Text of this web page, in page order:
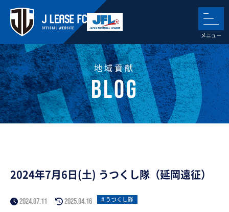
地域貢献
2024年7月6日(土) うつくし隊（延岡遠征）
2024.07.11 2025.04.16 うつくし隊